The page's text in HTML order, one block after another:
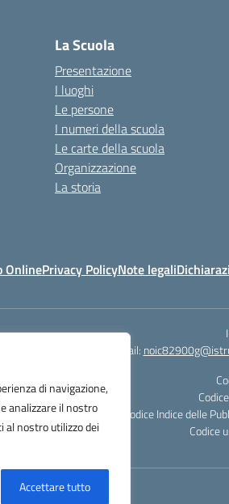
di navigazione,
analizzare il nostro
al nostro utilizzo dei
Accettare tutto
La Scuola
Presentazione
I luoghi
Le persone
I numeri della scuola
Le carte della scuola
Organizzazione
La storia
OnlinePrivacy PolicyNote legali
Email:
Codice Indice delle
Codice